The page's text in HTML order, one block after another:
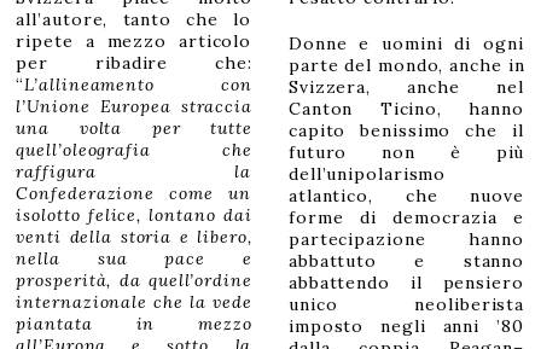
all’autore, tanto che lo
ripete a mezzo articolo
per ribadire che:
“L’allineamento con
l’Unione Europea straccia
una volta per tutte
quell’oleografia che
raffigura la
Confederazione come un
isolotto felice, lontano dai
venti della storia e libero,
nella sua pace e
prosperità, da quell’ordine
internazionale che la vede
piantata in mezzo
Donne e uomini di ogni
parte del mondo, anche in
Svizzera, anche nel
Canton Ticino, hanno
capito benissimo che il
futuro non è più
dell’unipolarismo
atlantico, che nuove
forme di democrazia e
partecipazione hanno
abbattuto e stanno
abbattendo il pensiero
unico neoliberista
imposto negli anni ’80